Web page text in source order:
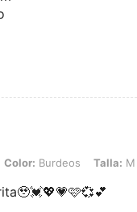
Talla: M
Color: Burdeos Talla: M